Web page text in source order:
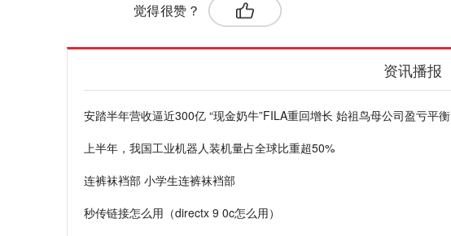
觉得很赞？
资讯播报
安踏半年营收逼近300亿 “现金奶牛”FILA重回增长 始祖鸟母公司盈亏平衡
上半年，我国工业机器人装机量占全球比重超50%
连裤袜裆部 小学生连裤袜裆部
秒传链接怎么用（directx 9 0c怎么用）